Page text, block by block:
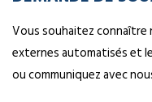
Vous souhaitez
externes automatisés et
ou communiquez avec